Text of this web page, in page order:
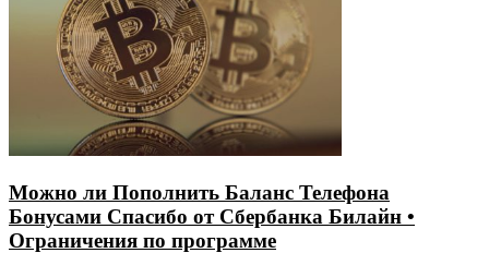
Можно ли Пополнить Баланс Телефона
Бонусами Спасибо от Сбербанка Билайн •
Ограничения по программе